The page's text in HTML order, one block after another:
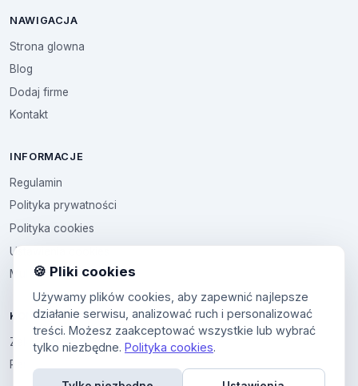
NAWIGACJA
Strona glowna
Blog
Dodaj firme
Kontakt
INFORMACJE
Regulamin
Polityka prywatności
Polityka cookies
Ustawienia cookies
Multikod
KONTO
Zaloguj sie
Panel uzytkownika
🍪 Pliki cookies
Używamy plików cookies, aby zapewnić najlepsze
działanie serwisu, analizować ruch i personalizować
treści. Możesz zaakceptować wszystkie lub wybrać
tylko niezbędne. Polityka cookies.